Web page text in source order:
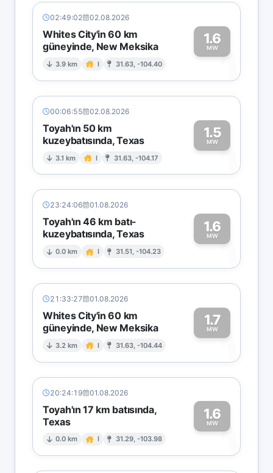
02:49:02 02.08.2026
Whites City'in 60 km
güneyinde, New Meksika
3.9 km I 31.63, -104.40
1.6
MW1
00:06:55 02.08.2026
Toyah'ın 50 km
kuzeybatısında, Texas
3.1 km I 31.63, -104.17
1.5
MW1
23:24:06 01.08.2026
Toyah'ın 46 km batı-
kuzeybatısında, Texas
0.0 km I 31.51, -104.23
1.6
MW1
21:33:27 01.08.2026
Whites City'in 60 km
güneyinde, New Meksika
3.2 km I 31.63, -104.44
1.7
MW1
20:24:19 01.08.2026
Toyah'ın 17 km batısında,
Texas
0.0 km I 31.29, -103.98
1.6
MW1